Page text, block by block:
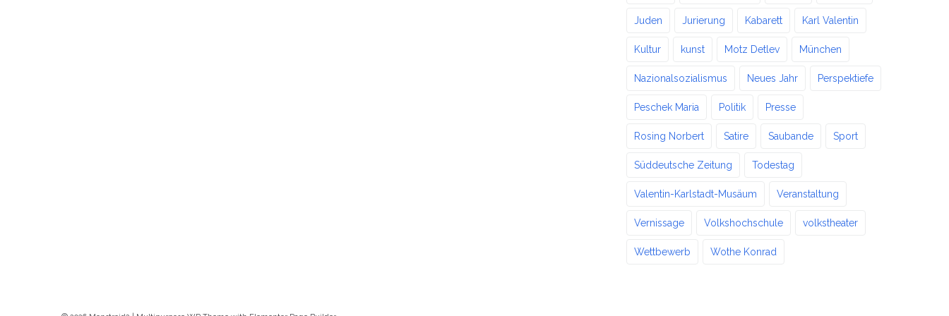
Juden Jurierung Kabarett Karl Valentin
Kultur kunst Motz Detlev München
Nazionalsozialismus Neues Jahr Perspektiefe
Peschek Maria Politik Presse
Rosing Norbert Satire Saubande Sport
Süddeutsche Zeitung Todestag
Valentin-Karlstadt-Musäum Veranstaltung
Vernissage Volkshochschule volkstheater
Wettbewerb Wothe Konrad